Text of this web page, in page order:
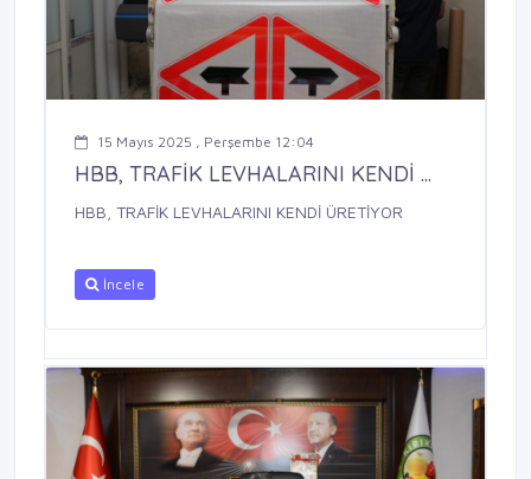
15 Mayıs 2025 , Perşembe 12:04
HBB, TRAFİK LEVHALARINI KENDİ ...
HBB, TRAFİK LEVHALARINI KENDİ ÜRETİYOR
İncele